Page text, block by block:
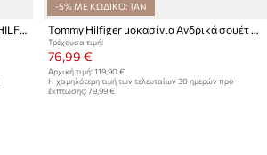
Δερμάτινα μοκασίνια Tommy Hilfiger HILFIGER ULTRA LIGHT TBL L LOAF
-5% ΜΕ ΚΩΔΙΚΟ: TAN
Tommy Hilfiger μοκασίνια Ανδρικά σουέτ MODERN LIGHT HYBRID SUEDE LOAFER
Τρέχουσα τιμή:
76,99 €
Αρχική τιμή: 119,90 €
Η χαμηλότερη τιμή των τελευταίων 30 ημερών προ
έκπτωσης: 79,99 €